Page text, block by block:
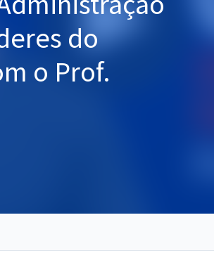
do
o Prof.